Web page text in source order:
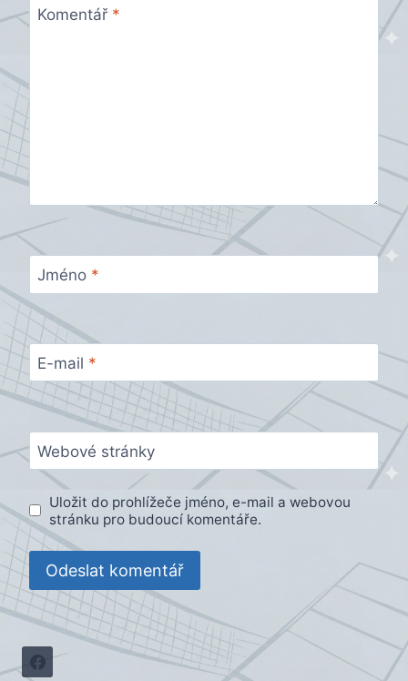
Komentář *
Jméno *
E-mail *
Webové stránky
Uložit do prohlížeče jméno, e-mail a webovou
stránku pro budoucí komentáře.